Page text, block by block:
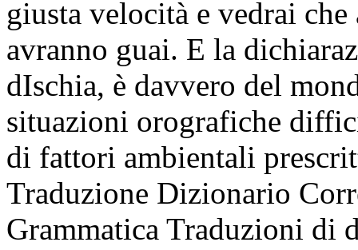
giusta velocità e vedrai
avranno guai. E la
dIschia, è davvero del
situazioni orografiche
di fattori ambientali
Traduzione Dizionario
Grammatica Traduzioni di